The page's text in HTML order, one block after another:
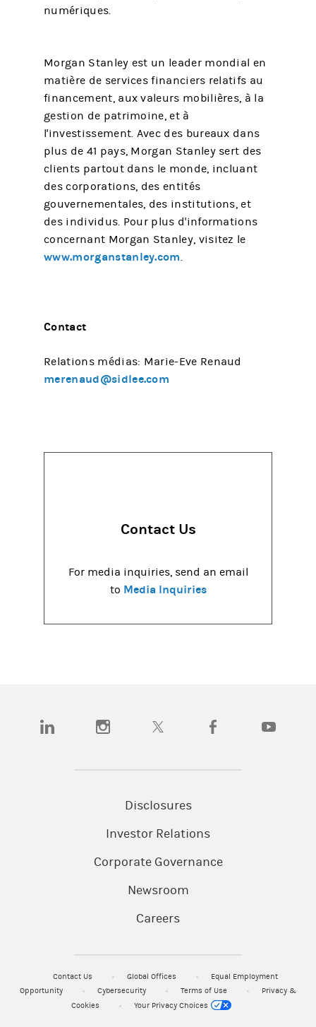
numériques.
Morgan Stanley est un leader mondial en
matière de services financiers relatifs au
financement, aux valeurs mobilières, à la
gestion de patrimoine, et à
l'investissement. Avec des bureaux dans
plus de 41 pays, Morgan Stanley sert des
clients partout dans le monde, incluant
des corporations, des entités
gouvernementales, des institutions, et
des individus. Pour plus d'informations
concernant Morgan Stanley, visitez le
www.morganstanley.com.
Contact
Relations médias: Marie-Eve Renaud
merenaud@sidlee.com
Contact Us
For media inquiries, send an email
to Media Inquiries
(opens in a new tab)(opens in a new tab)(opens in a new tab)(opens in a new tab)
Disclosures
Investor Relations
Corporate Governance
Newsroom
Careers
Contact Us Global Offices
Equal Employment
Opportunity
Cybersecurity Terms of Use
Privacy &
Cookies
Your Privacy Choices